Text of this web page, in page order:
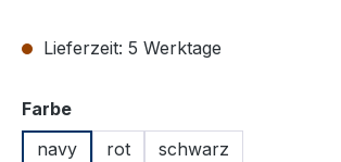
Lieferzeit: 5 Werktage
Farbeauswählen
navy
rot schwarz